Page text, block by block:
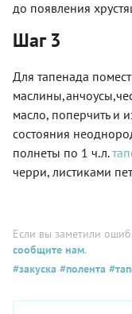
до появления
Шаг 3
Для тапенада
масло, поперчить и
состояния
полнеты по 1 ч.л.
черри, листиками
Если вы заметили
сообщите нам.
#закуска #полента